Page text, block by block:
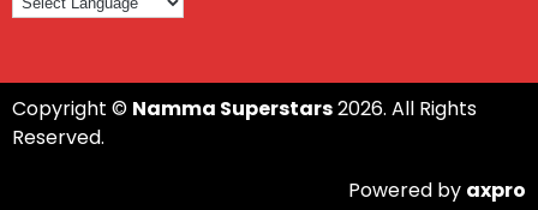
Copyright © Namma Superstars2026. All Rights
Reserved.
Powered by axpro